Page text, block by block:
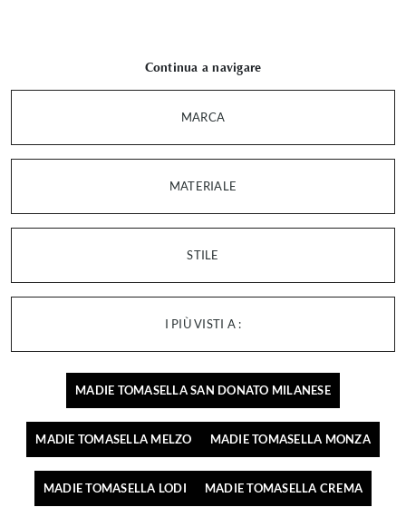
Continua a navigare
MARCA
MATERIALE
STILE
I PIÙ VISTI A :
MADIE TOMASELLA SAN DONATO MILANESE
MADIE TOMASELLA MELZO MADIE TOMASELLA MONZA
MADIE TOMASELLA LODI MADIE TOMASELLA CREMA